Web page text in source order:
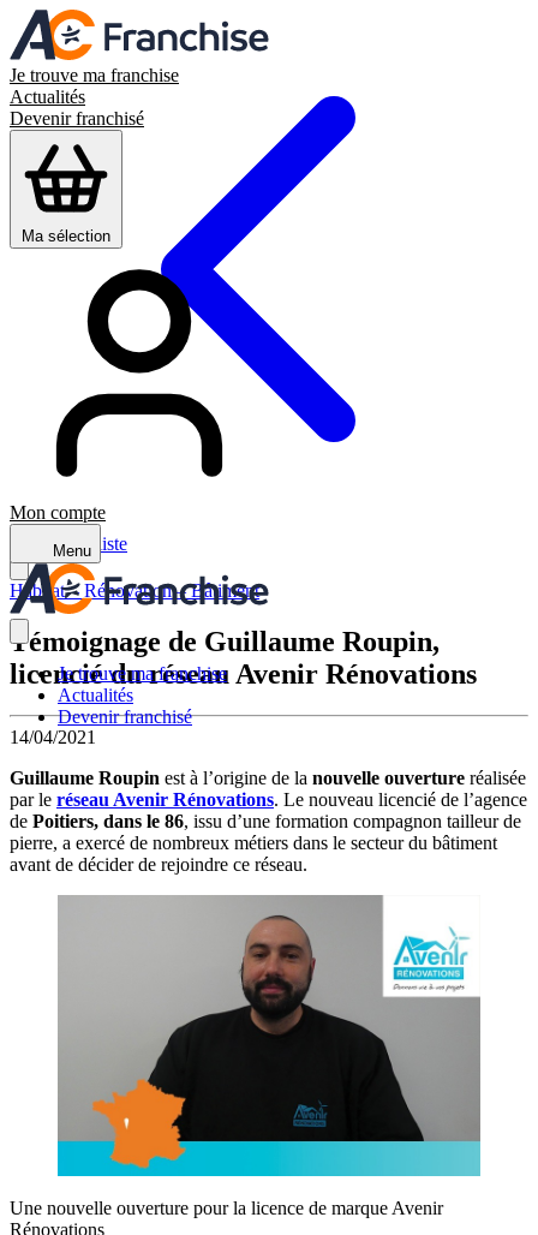
Je trouve ma franchise
Actualités
Devenir franchisé
Ma sélection
Mon compte
Menu
Je trouve ma franchise
Actualités
Devenir franchisé
Retour à la liste
Habitat – Rénovation – Bâtiment
Témoignage de Guillaume Roupin,
licencié du réseau Avenir Rénovations
14/04/2021
Guillaume Roupin est à l’origine de la nouvelle ouverture réalisée
par le réseau Avenir Rénovations. Le nouveau licencié de l’agence
de Poitiers, dans le 86, issu d’une formation compagnon tailleur de
pierre, a exercé de nombreux métiers dans le secteur du bâtiment
avant de décider de rejoindre ce réseau.
Une nouvelle ouverture pour la licence de marque Avenir
Rénovations